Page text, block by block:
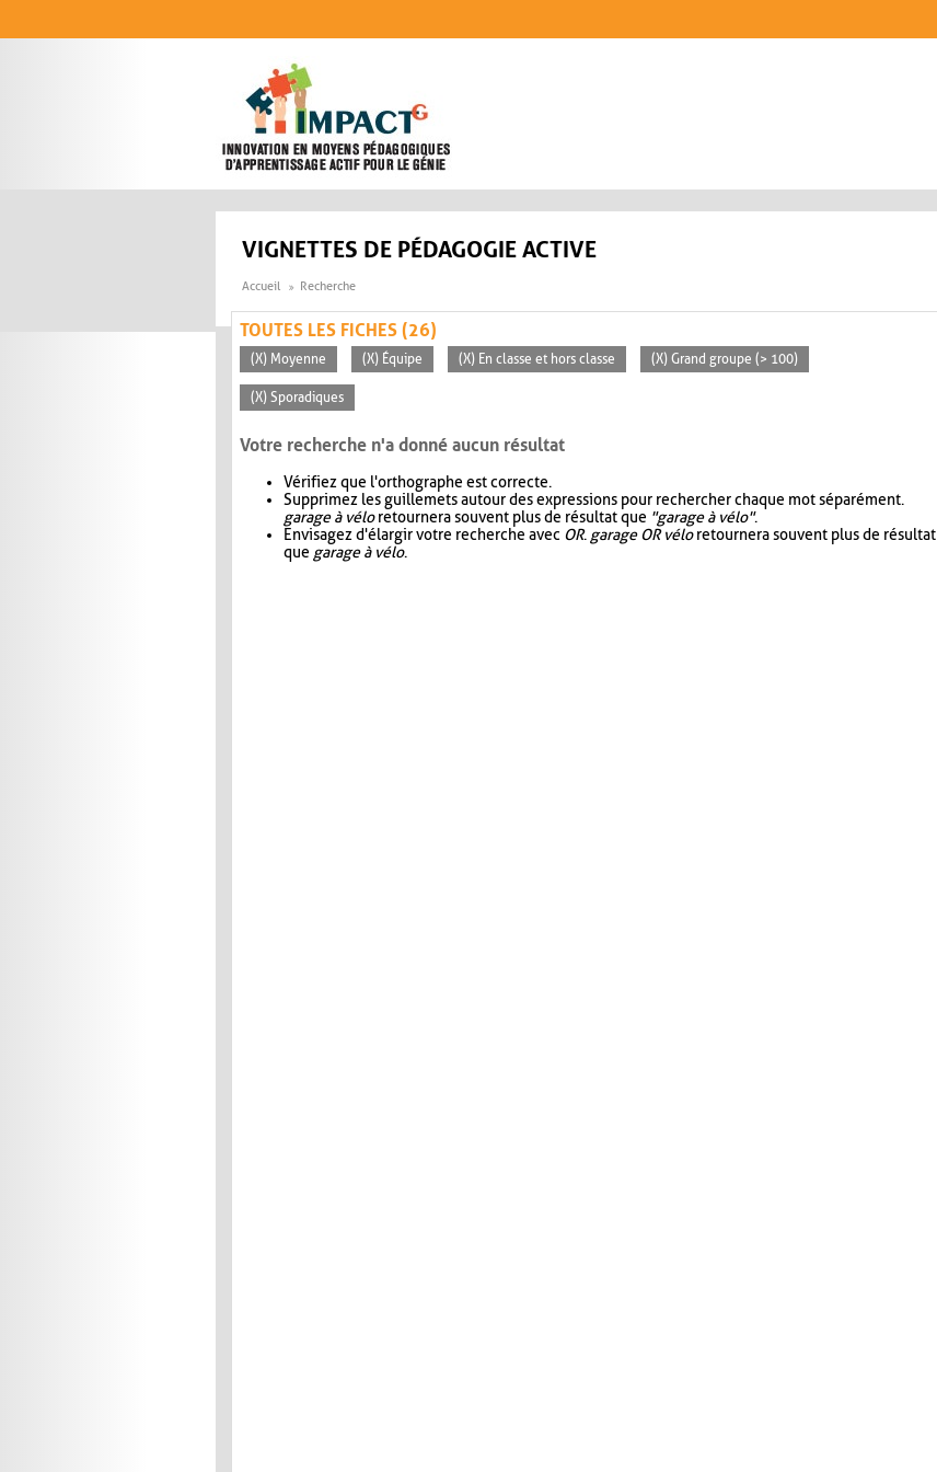
VIGNETTES DE PÉDAGOGIE ACTIVE
Accueil Recherche
TOUTES LES FICHES (26)
(X) Moyenne (X) Équipe (X) En classe et hors classe (X) Grand groupe (> 100)
(X) Sporadiques
Votre recherche n'a donné aucun résultat
Vérifiez que l'orthographe est correcte.
Supprimez les guillemets autour des expressions pour rechercher chaque mot séparément.
garage à véloretournera souvent plus de résultat que "garage à vélo".
Envisagez d'élargir votre recherche avec OR. garage OR véloretournera souvent plus de résultat
que garage à vélo.